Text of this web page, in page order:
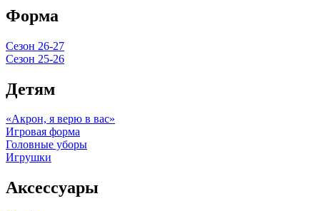
Форма
Сезон 26-27
Сезон 25-26
Детям
«Акрон, я верю в вас»
Игровая форма
Головные уборы
Игрушки
Аксессуары